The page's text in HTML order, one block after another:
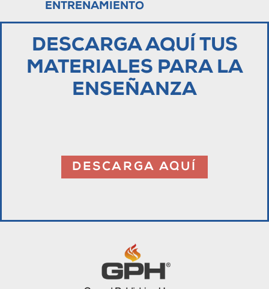
ENTRENAMIENTO
DESCARGA AQUÍ TUS
MATERIALES PARA LA
ENSEÑANZA
DESCARGA AQUÍ